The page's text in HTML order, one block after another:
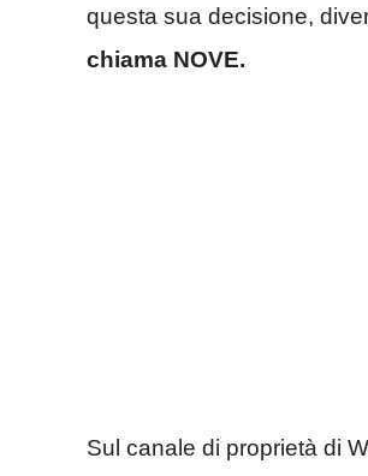
questa sua decisione,
chiama NOVE.
Sul canale di proprietà di